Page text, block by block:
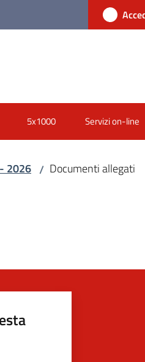
5x1000 Servizi on-line
2026 / Documenti allegati